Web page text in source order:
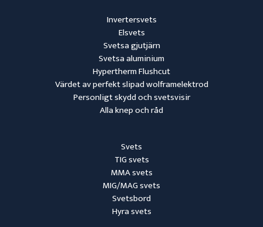
Svets
TIG svets
MMA svets
MIG/MAG svets
Svetsbord
Hyra svets
Invertersvets
Elsvets
Svetsa gjutjärn
Svetsa aluminium
Hypertherm Flushcut
Värdet av perfekt slipad wolframelektrod
Personligt skydd och svetsvisir
Alla knep och råd